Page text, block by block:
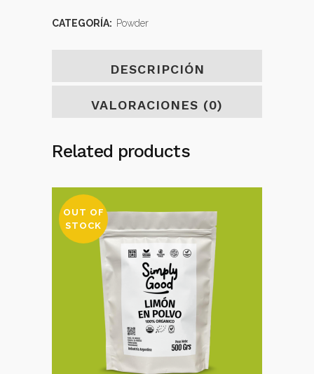
CATEGORÍA: Powder
DESCRIPCIÓN
VALORACIONES (0)
Related products
OUT OF
STOCK